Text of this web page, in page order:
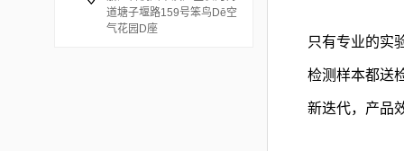
道塘子堰路159号笨鸟Dē空
气花园D座
只有专业的实
检测样本都送
新迭代，产品